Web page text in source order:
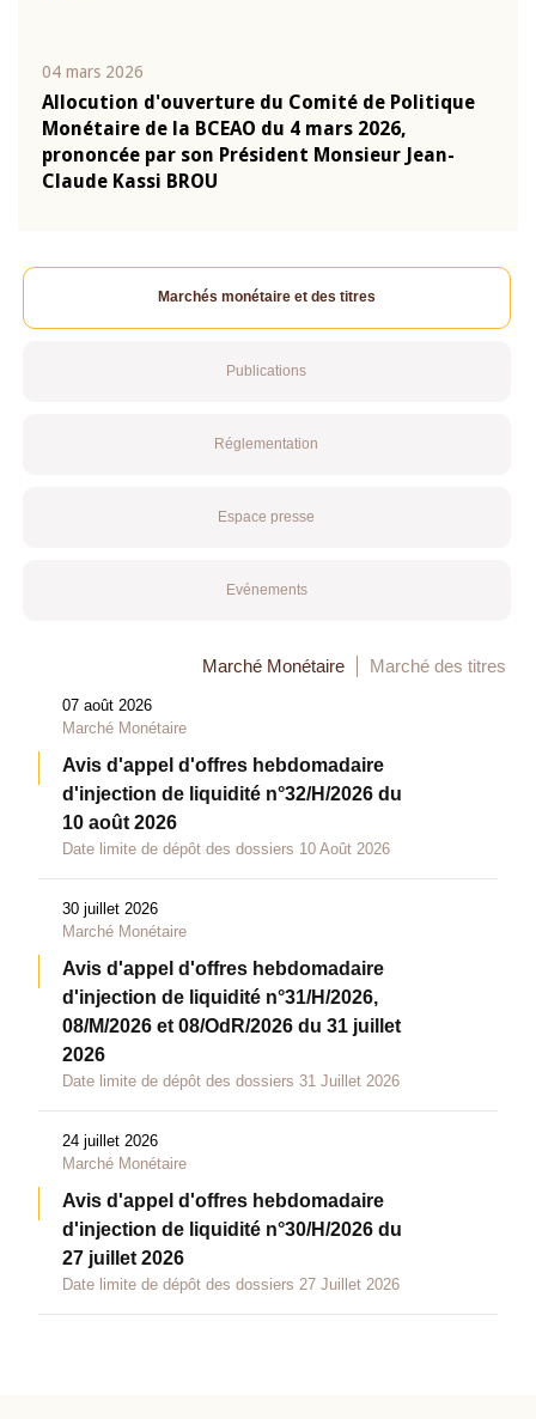
04 mars 2026
Allocution d'ouverture du Comité de Politique
Monétaire de la BCEAO du 4 mars 2026,
prononcée par son Président Monsieur Jean-
Claude Kassi BROU
Marchés monétaire et des titres
Publications
Réglementation
Espace presse
Evénements
Marché Monétaire Marché des titres
07 août 2026
Marché Monétaire
Avis d'appel d'offres hebdomadaire
d'injection de liquidité n°32/H/2026 du
10 août 2026
Date limite de dépôt des dossiers 10 Août 2026
30 juillet 2026
Marché Monétaire
Avis d'appel d'offres hebdomadaire
d'injection de liquidité n°31/H/2026,
08/M/2026 et 08/OdR/2026 du 31 juillet
2026
Date limite de dépôt des dossiers 31 Juillet 2026
24 juillet 2026
Marché Monétaire
Avis d'appel d'offres hebdomadaire
d'injection de liquidité n°30/H/2026 du
27 juillet 2026
Date limite de dépôt des dossiers 27 Juillet 2026